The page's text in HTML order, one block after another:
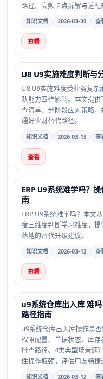
路径、高频卡点拆解与适配
知识文档 2026-03-30 查
查看
U8 U9实施难度判断与
U8 U9实施难度受业务复
队能力四维影响。本文提
查清单、分阶段应对策略
通好业财替代路径。
知识文档 2026-03-13 查
查看
ERP U9系统难学吗？
南
ERP U9系统难学吗？本文
度三维度判断学习难度，
落地的替代升级建议。
知识文档 2026-03-12 查
查看
u9系统仓库出入库 难
路径指南
u9系统仓库出入库操作是
权限配置、单据状态、库
排查路径、4类典型场景速
性操作瓶颈，评估用友畅捷
知识文档 2026-03-12 查